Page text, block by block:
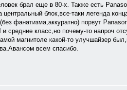
брал еще в 80-х. Также есть
центральный блок,все-таки легенда
фанатизма,аккуратно) порвут
средние класс,но почему-то напроч
магнитоле какой-то улучшайзер
всем спасибо.